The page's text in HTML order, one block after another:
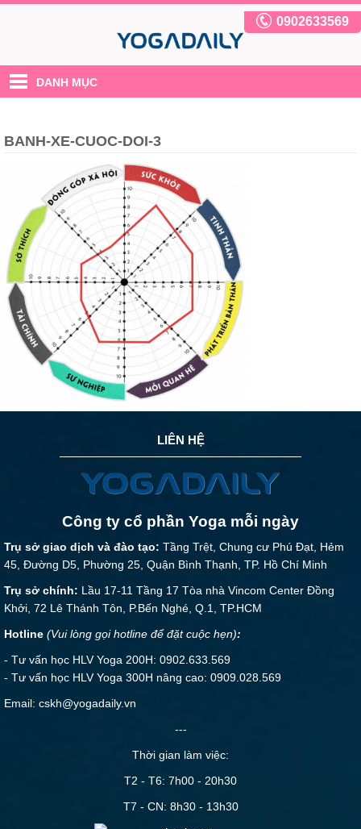
0902633569
DANH MỤC
BANH-XE-CUOC-DOI-3
LIÊN HỆ
Công ty cổ phần Yoga mỗi ngày
Trụ sở giao dịch và đào tạo: Tầng Trệt, Chung cư Phú Đạt, Hẻm
45, Đường D5, Phường 25, Quận Bình Thạnh, TP. Hồ Chí Minh
Trụ sở chính: Lầu 17-11 Tầng 17 Tòa nhà Vincom Center Đồng
Khởi, 72 Lê Thánh Tôn, P.Bến Nghé, Q.1, TP.HCM
Hotline (Vui lòng gọi hotline để đặt cuộc hẹn):
- Tư vấn học HLV Yoga 200H: 0902.633.569
- Tư vấn học HLV Yoga 300H nâng cao: 0909.028.569
Email: cskh@yogadaily.vn
---
Thời gian làm việc:
T2 - T6: 7h00 - 20h30
T7 - CN: 8h30 - 13h30